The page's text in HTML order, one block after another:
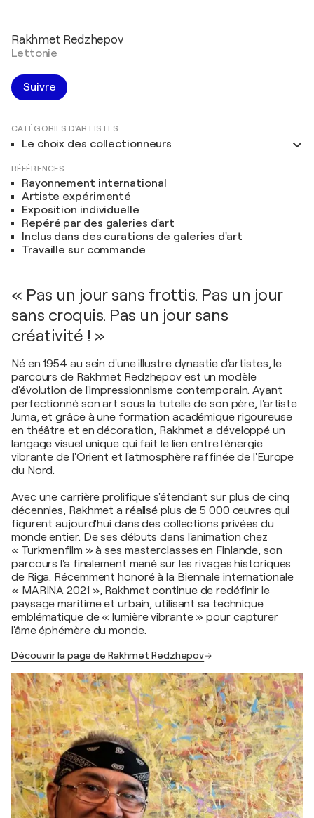
Rakhmet Redzhepov
Lettonie
Suivre
CATÉGORIES D'ARTISTES
Le choix des collectionneurs
RÉFÉRENCES
Rayonnement international
Artiste expérimenté
Exposition individuelle
Repéré par des galeries d'art
Inclus dans des curations de galeries d'art
Travaille sur commande
« Pas un jour sans frottis. Pas un jour
sans croquis. Pas un jour sans
créativité ! »
Né en 1954 au sein d'une illustre dynastie d'artistes, le
parcours de Rakhmet Redzhepov est un modèle
d'évolution de l'impressionnisme contemporain. Ayant
perfectionné son art sous la tutelle de son père, l'artiste
Juma, et grâce à une formation académique rigoureuse
en théâtre et en décoration, Rakhmet a développé un
langage visuel unique qui fait le lien entre l'énergie
vibrante de l'Orient et l'atmosphère raffinée de l'Europe
du Nord.
Avec une carrière prolifique s'étendant sur plus de cinq
décennies, Rakhmet a réalisé plus de 5 000 œuvres qui
figurent aujourd'hui dans des collections privées du
monde entier. De ses débuts dans l'animation chez
« Turkmenfilm » à ses masterclasses en Finlande, son
parcours l'a finalement mené sur les rivages historiques
de Riga. Récemment honoré à la Biennale internationale
« MARINA 2021 », Rakhmet continue de redéfinir le
paysage maritime et urbain, utilisant sa technique
emblématique de « lumière vibrante » pour capturer
l'âme éphémère du monde.
Découvrir la page de Rakhmet Redzhepov